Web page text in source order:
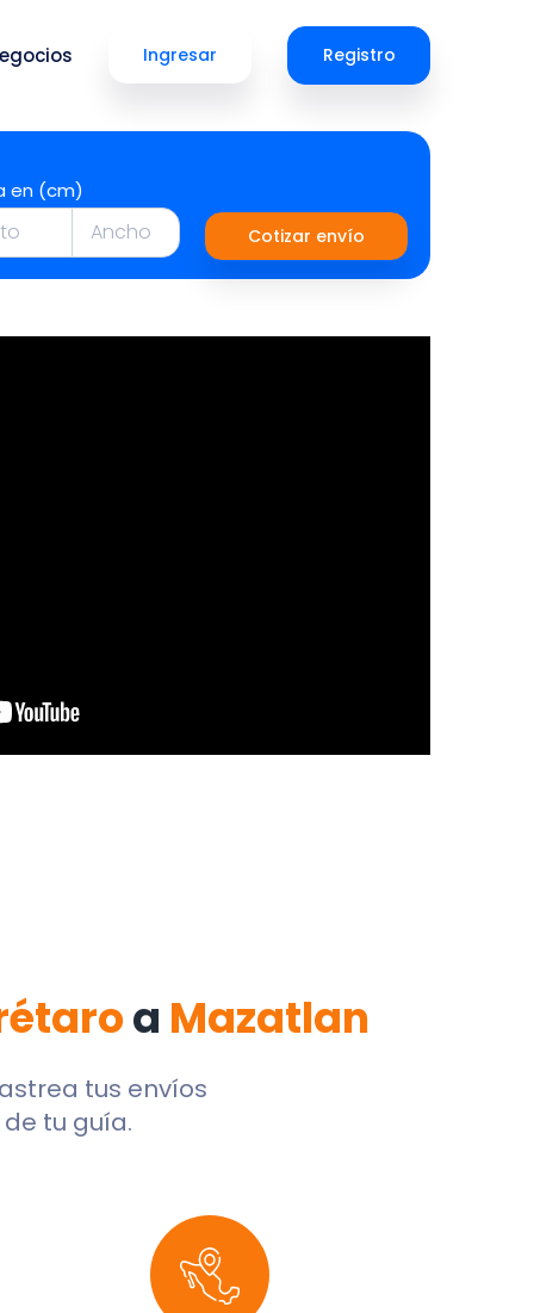
Ingresar Registro
en (cm)
Cotizar envío
a Mazatlan
tus envíos
tu guía.